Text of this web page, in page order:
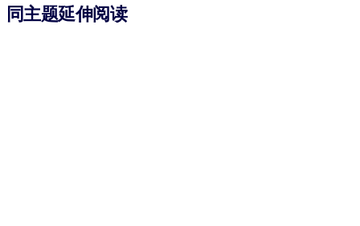
同主题延伸阅读